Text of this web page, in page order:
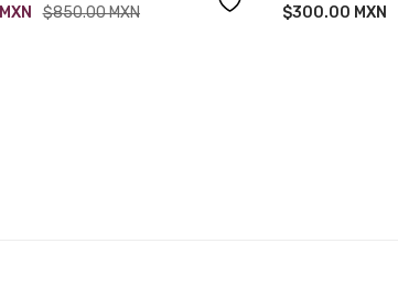
$850.00MXN
MXNCurrent
$300.00 MXN